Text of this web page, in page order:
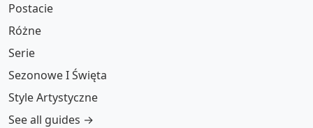
Postacie
Różne
Serie
Sezonowe I Święta
Style Artystyczne
See all guides →